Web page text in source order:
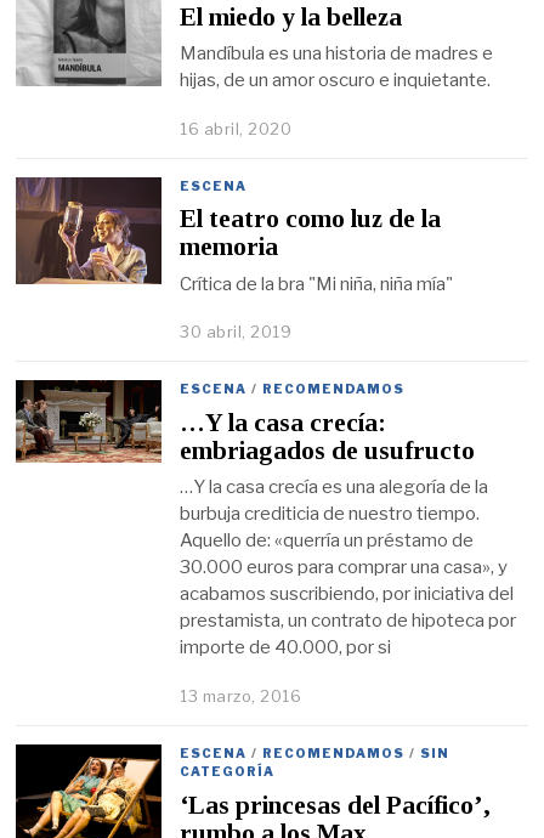
El miedo y la belleza
Mandíbula es una historia de madres e
hijas, de un amor oscuro e inquietante.
16 abril, 2020
ESCENA
El teatro como luz de la
memoria
Crítica de la bra "Mi niña, niña mía"
30 abril, 2019
ESCENA / RECOMENDAMOS
…Y la casa crecía:
embriagados de usufructo
…Y la casa crecía es una alegoría de la
burbuja crediticia de nuestro tiempo.
Aquello de: «querría un préstamo de
30.000 euros para comprar una casa», y
acabamos suscribiendo, por iniciativa del
prestamista, un contrato de hipoteca por
importe de 40.000, por si
13 marzo, 2016
ESCENA / RECOMENDAMOS / SIN
CATEGORÍA
‘Las princesas del Pacífico’,